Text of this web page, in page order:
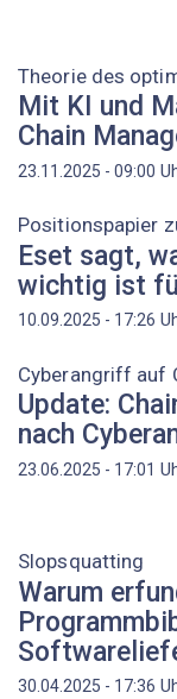
Theorie des
Mit KI und
Chain
23.11.2025 - 09:00
Positionspapier
Eset sagt,
wichtig ist
10.09.2025 - 17:26
Cyberangriff auf
Update:
nach
23.06.2025 - 17:01
Slopsquatting
Warum
30.04.2025 - 17:36